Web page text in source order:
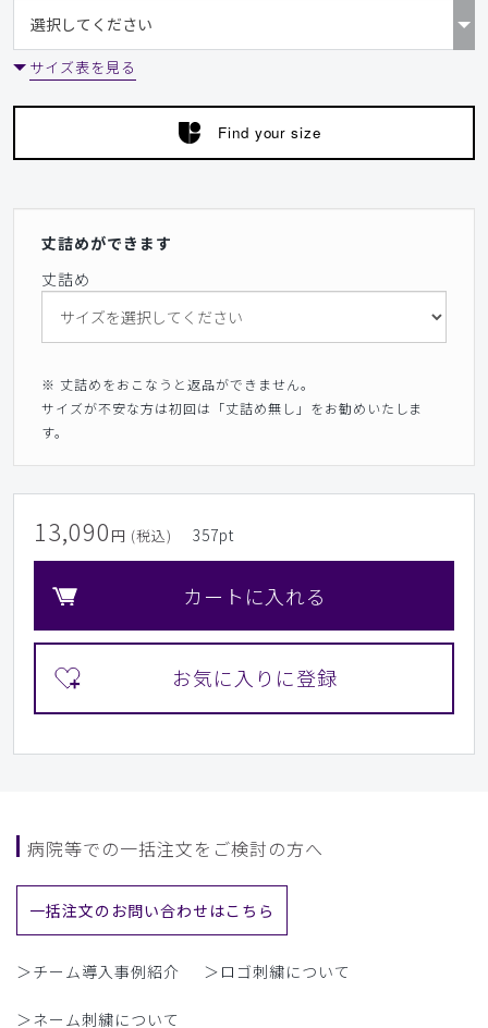
サイズ表を見る
Find your size
丈詰めができます
丈詰め
※ 丈詰めをおこなうと返品ができません。
サイズが不安な方は初回は「丈詰め無し」をお勧めいたしま
す。
13,090 円 (税込) 357pt
カートに入れる
病院等での一括注文をご検討の方へ
一括注文のお問い合わせはこちら
＞チーム導入事例紹介 ＞ロゴ刺繍について
＞ネーム刺繍について